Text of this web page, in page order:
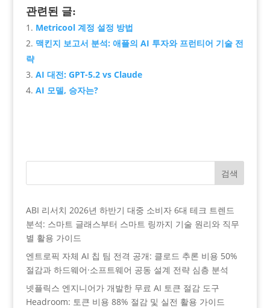
관련된 글:
Metricool 계정 설정 방법
맥킨지 보고서 분석: 애플의 AI 투자와 프런티어 기술 전
략
AI 대전: GPT-5.2 vs Claude
AI 모델, 승자는?
검색
ABI 리서치 2026년 하반기 대중 소비자 6대 테크 트렌드
분석: 스마트 글래스부터 스마트 링까지 기술 원리와 직무
별 활용 가이드
엔트로픽 자체 AI 칩 팀 전격 공개: 클로드 추론 비용 50%
절감과 하드웨어·소프트웨어 공동 설계 전략 심층 분석
넷플릭스 엔지니어가 개발한 무료 AI 토큰 절감 도구
Headroom: 토큰 비용 88% 절감 및 실전 활용 가이드